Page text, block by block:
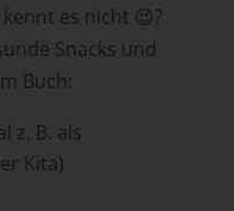
es nicht 😉?
Snacks und
Buch:
z. B. als
Kita)